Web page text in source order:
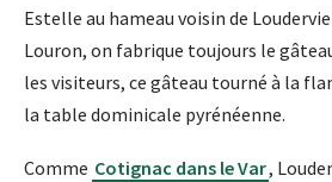
Estelle au hameau voisin de
Louron, on fabrique toujours le
les visiteurs, ce gâteau tourné à la
la table dominicale pyrénéenne.
Comme Cotignac dans le Var,